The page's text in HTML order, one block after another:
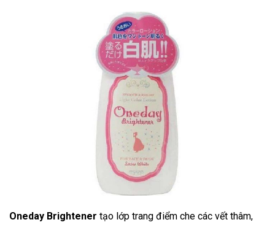
Oneday Brightener tạo lớp trang điểm che các vết thâm,